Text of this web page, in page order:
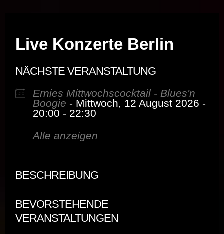
Live Konzerte Berlin
NÄCHSTE VERANSTALTUNG
Ernies Mittwochscocktail - Blues'n
Boogie - Mittwoch, 12 August 2026 -
20:00 - 22:30
Alle anzeigen
BESCHREIBUNG
BEVORSTEHENDE
VERANSTALTUNGEN